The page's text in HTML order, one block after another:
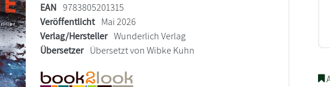
EAN 9783805201315
Veröffentlicht Mai 2026
Verlag/Hersteller Wunderlich Verlag
Übersetzer Übersetzt von Wibke Kuhn